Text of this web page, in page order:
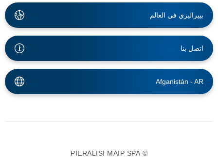
بييراليزي في العالم
اتصل بنا
Afganistán - AR
© PIERALISI MAIP SPA